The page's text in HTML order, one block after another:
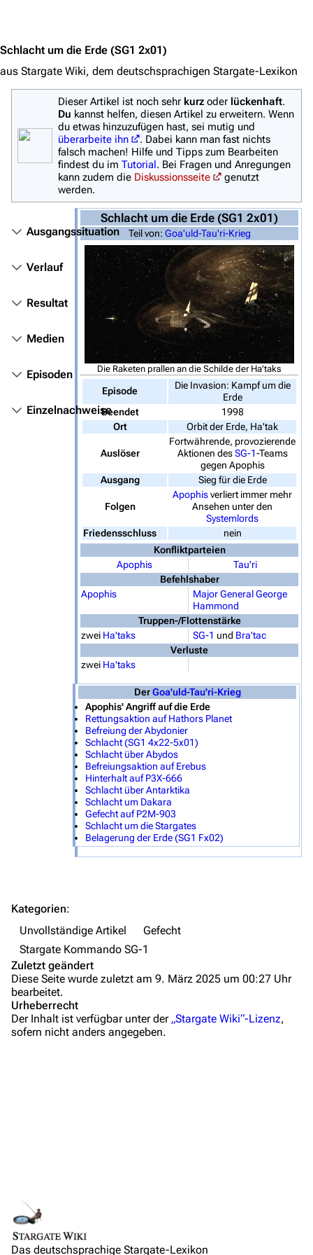
3638 2133 346.354
Navigation
Hauptseite
Von A bis Z
Zufälliger Artikel
Spezialseiten
Datei hochladen
Filme und Serien
Überblick
Stargate SG-1
Stargate Atlantis
Stargate Universe
Stargate Origins
Stargate Infinity
Stargate-Romane
Das Stargate-Universum
Themenportal
Personen
Orte
Objekte
Fanprojekte
Kommerzielles
Mitmachen
Hilfe
Autorenportal
Themengruppen
Wiki-Diskussion
Anfragen
Administrations-Übersicht
Löschantrag
Vandalismus melden
IRC-Channel
Schlacht um die Erde (SG1 2x01)
aus Stargate Wiki, dem deutschsprachigen Stargate-Lexikon
Permanenter Link
Dieser Artikel ist noch sehr kurz oder lückenhaft.
Du kannst helfen, diesen Artikel zu erweitern. Wenn
du etwas hinzuzufügen hast, sei mutig und
überarbeite ihn
. Dabei kann man fast nichts
falsch machen! Hilfe und Tipps zum Bearbeiten
findest du im Tutorial. Bei Fragen und Anregungen
kann zudem die Diskussionsseite
genutzt
werden.
Schlacht um die Erde (SG1 2x01)
Teil von: Goa'uld-Tau'ri-Krieg
Die Raketen prallen an die Schilde der Ha'taks
Episode
Die Invasion: Kampf um die
Erde
Beendet
1998
Ort
Orbit der Erde, Ha'tak
Auslöser
Fortwährende, provozierende
Aktionen desSG-1-Teams
gegen Apophis
Ausgang
Sieg für die Erde
Folgen
Apophisverliert immer mehr
Ansehen unter den
Systemlords
Friedensschluss
nein
Konfliktparteien
Apophis
Tau'ri
Befehlshaber
Apophis
Major General George
Hammond
Truppen-/Flottenstärke
zwei Ha'taks SG-1 und Bra'tac
Verluste
zwei Ha'taks
DerGoa'uld-Tau'ri-Krieg
Apophis' Angriff auf die Erde
Rettungsaktion auf Hathors Planet
Befreiung der Abydonier
Schlacht (SG1 4x22-5x01)
Schlacht über Abydos
Befreiungsaktion auf Erebus
Hinterhalt auf P3X-666
Schlacht über Antarktika
Schlacht um Dakara
Gefecht auf P2M-903
Schlacht um die Stargates
Belagerung der Erde (SG1 Fx02)
Ausgangssituation
Verlauf
Resultat
Medien
Episoden
Einzelnachweise
Verlauf
Resultat
Kategorien:
Unvollständige Artikel
Gefecht
Stargate Kommando SG-1
Zuletzt geändert
Diese Seite wurde zuletzt am 9. März 2025 um 00:27 Uhr
bearbeitet.
Urheberrecht
Der Inhalt ist verfügbar unter der „Stargate Wiki“-Lizenz,
sofern nicht anders angegeben.
Das deutschsprachige Stargate-Lexikon